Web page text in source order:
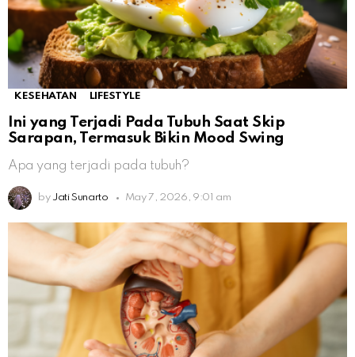
KESEHATAN LIFESTYLE
Ini yang Terjadi Pada Tubuh Saat Skip
Sarapan, Termasuk Bikin Mood Swing
Apa yang terjadi pada tubuh?
by Jati Sunarto May 7, 2026, 9:01 am